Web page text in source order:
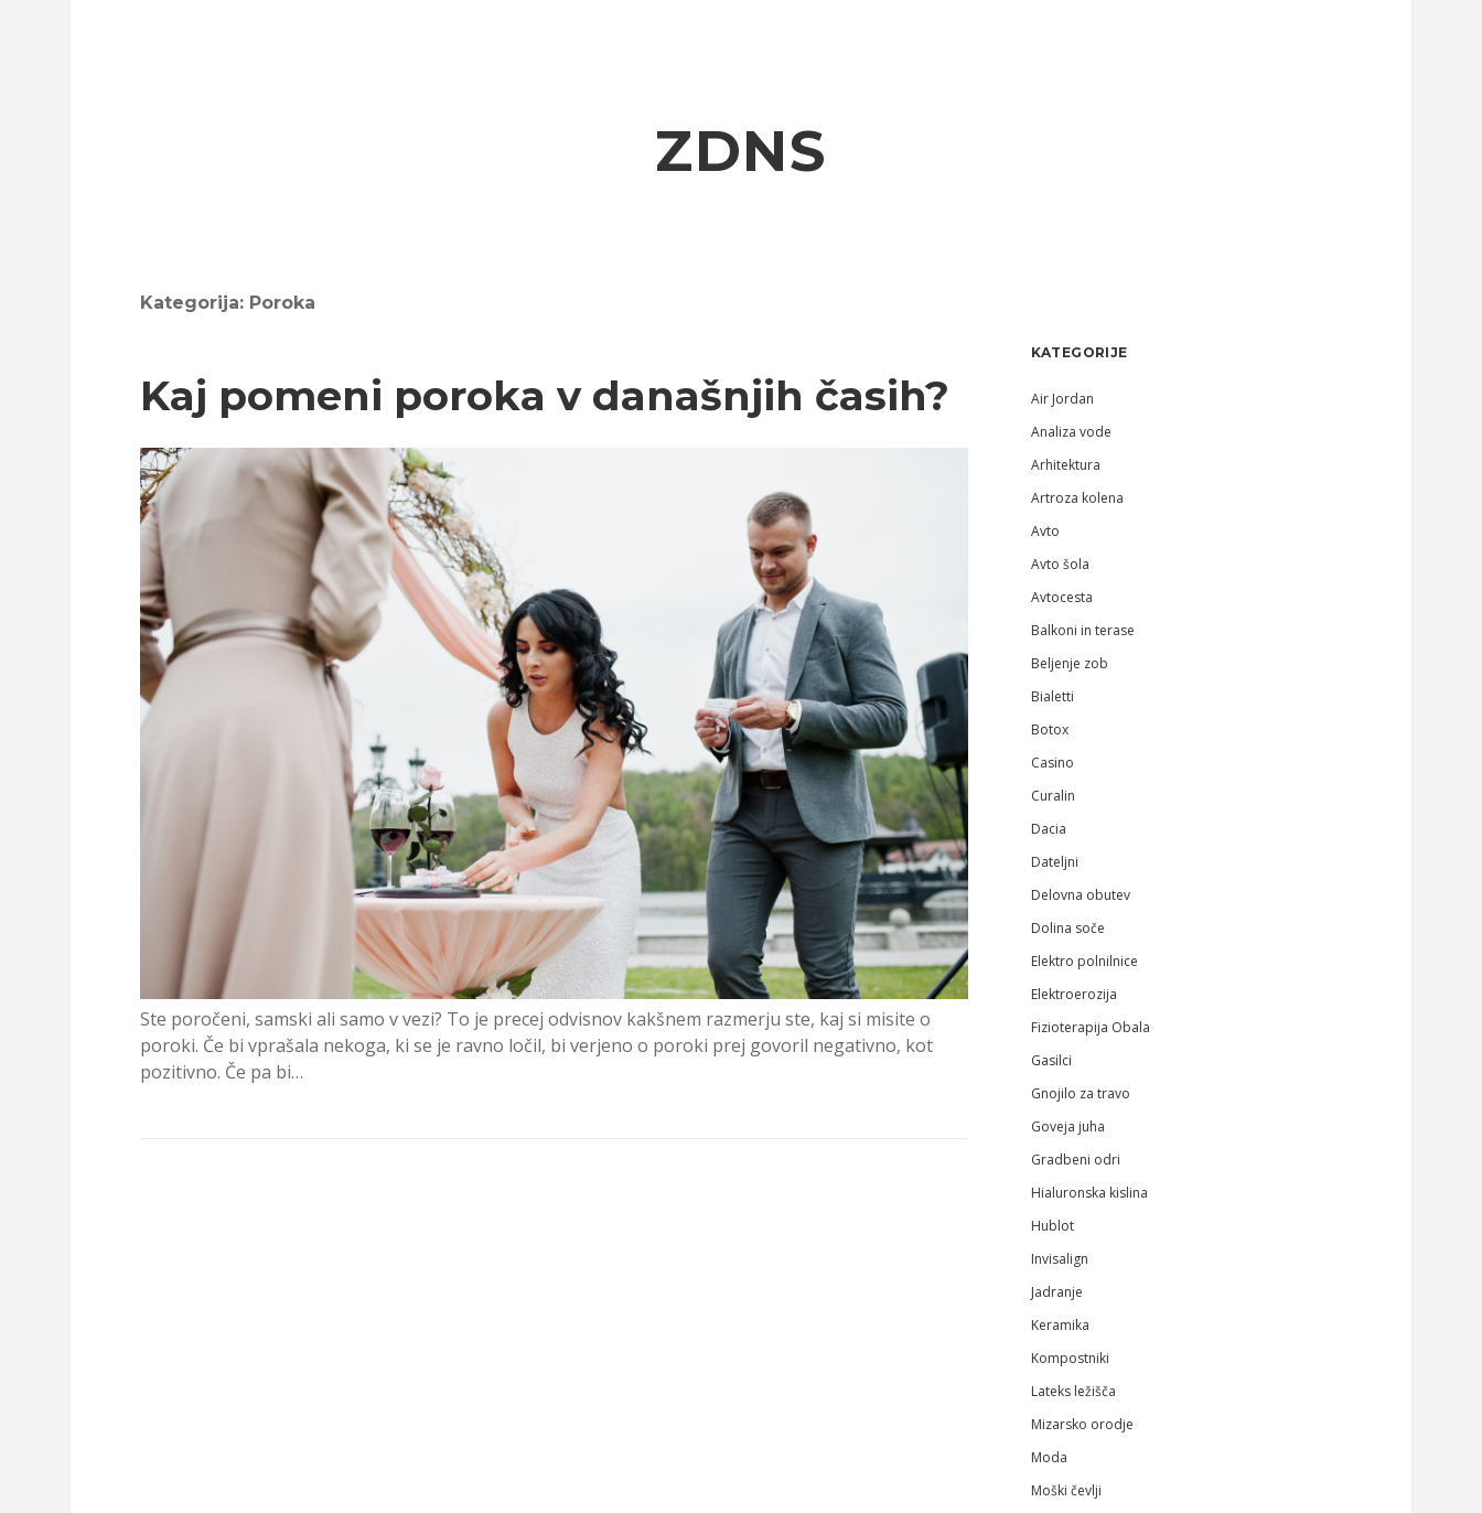
ZDNS
Kategorija: Poroka
Kaj pomeni poroka v današnjih časih?
Ste poročeni, samski ali samo v vezi? To je precej odvisnov kakšnem razmerju ste, kaj si misite o
poroki. Če bi vprašala nekoga, ki se je ravno ločil, bi verjeno o poroki prej govoril negativno, kot
pozitivno. Če pa bi…
KATEGORIJE
Air Jordan
Analiza vode
Arhitektura
Artroza kolena
Avto
Avto šola
Avtocesta
Balkoni in terase
Beljenje zob
Bialetti
Botox
Casino
Curalin
Dacia
Dateljni
Delovna obutev
Dolina soče
Elektro polnilnice
Elektroerozija
Fizioterapija Obala
Gasilci
Gnojilo za travo
Goveja juha
Gradbeni odri
Hialuronska kislina
Hublot
Invisalign
Jadranje
Keramika
Kompostniki
Lateks ležišča
Mizarsko orodje
Moda
Moški čevlji